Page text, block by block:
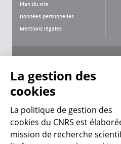
Plan du site
Données personnelles
Mentions légales
CNRS Le
La gestion des
cookies
La politique de gestion des
cookies du CNRS est
mission de recherche